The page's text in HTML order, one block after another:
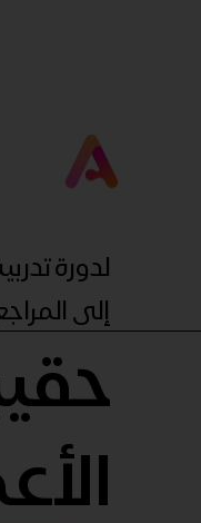
لدورة
إلى